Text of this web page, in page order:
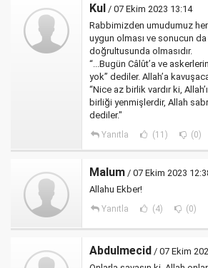
Kul / 07 Ekim 2023 13:14
Rabbimizden umudumuz
uygun olması ve sonucun da
doğrultusunda olmasıdır.
“...Bugün Câlût’a ve
yok” dediler. Allah’a
“Nice az birlik vardır ki,
birliği yenmişlerdir, Allah
dediler."
Yanıtla (11) (0)
Malum / 07 Ekim 2023
Allahu Ekber!
Yanıtla (4) (0)
Abdulmecid / 07 Ekim